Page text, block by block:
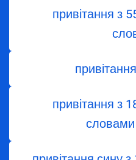
привітання з
привітання з